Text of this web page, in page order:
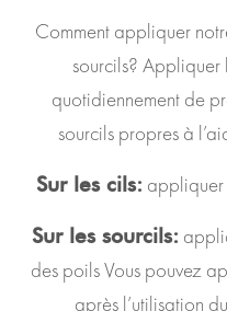
Comment appliquer
sourcils?
quotidiennement de
sourcils propres à
Sur les cils: appliquer
Sur les sourcils:
des poils Vous pouvez
après l’utilisation